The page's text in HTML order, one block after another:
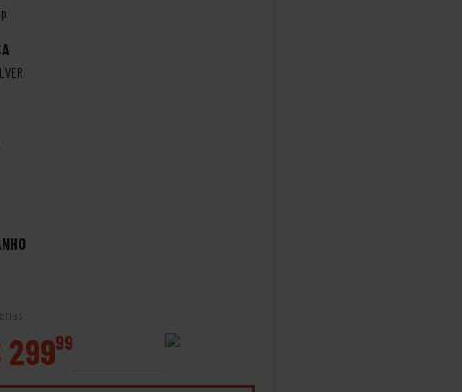
29999